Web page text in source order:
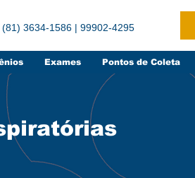
(81) 3634-1586 | 99902-4295
Exames Pontos de Coleta